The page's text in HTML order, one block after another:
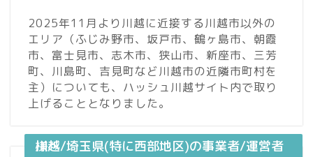
2025年11月より川越に近接する川越市以外の
エリア（ふじみ野市、坂戸市、鶴ヶ島市、朝霞
市、富士見市、志木市、狭山市、新座市、三芳
町、川島町、吉見町など川越市の近隣市町村を
主）についても、ハッシュ川越サイト内で取り
上げることとなりました。
川越/埼玉県(特に西部地区)の事業者/運営者様へ